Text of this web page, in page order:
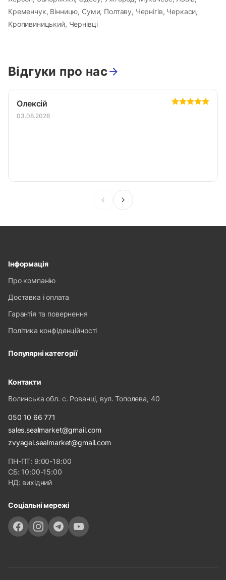
Кременчук, Вінницю, Суми, Полтаву, Чернігів, Черкаси,
Кропивиницький, Чернівці
Відгуки про нас
Олексій
03.08.2026
Інформація
Про компанію
Доставка і оплата
Гарантія та повернення
Політика конфіденційності
Популярні категорії
Контакти
Волинська обл. с. Рованці, вул. Тополева, 40
050 10 66 771
sales.sealmarket@gmail.com
zvyagel.sealmarket@gmail.com
ПН-ПТ: 9:00-18:00
СБ: 10:00-15:00
НД: вихідний
Соціальні мережі